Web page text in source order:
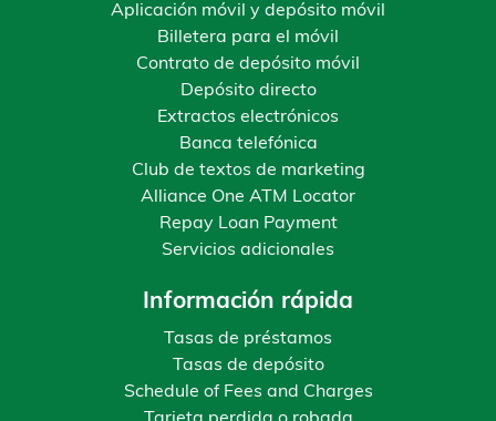
Aplicación móvil y depósito móvil
Billetera para el móvil
Contrato de depósito móvil
Depósito directo
Extractos electrónicos
Banca telefónica
Club de textos de marketing
Alliance One ATM Locator
Repay Loan Payment
Servicios adicionales
Información rápida
Tasas de préstamos
Tasas de depósito
Schedule of Fees and Charges